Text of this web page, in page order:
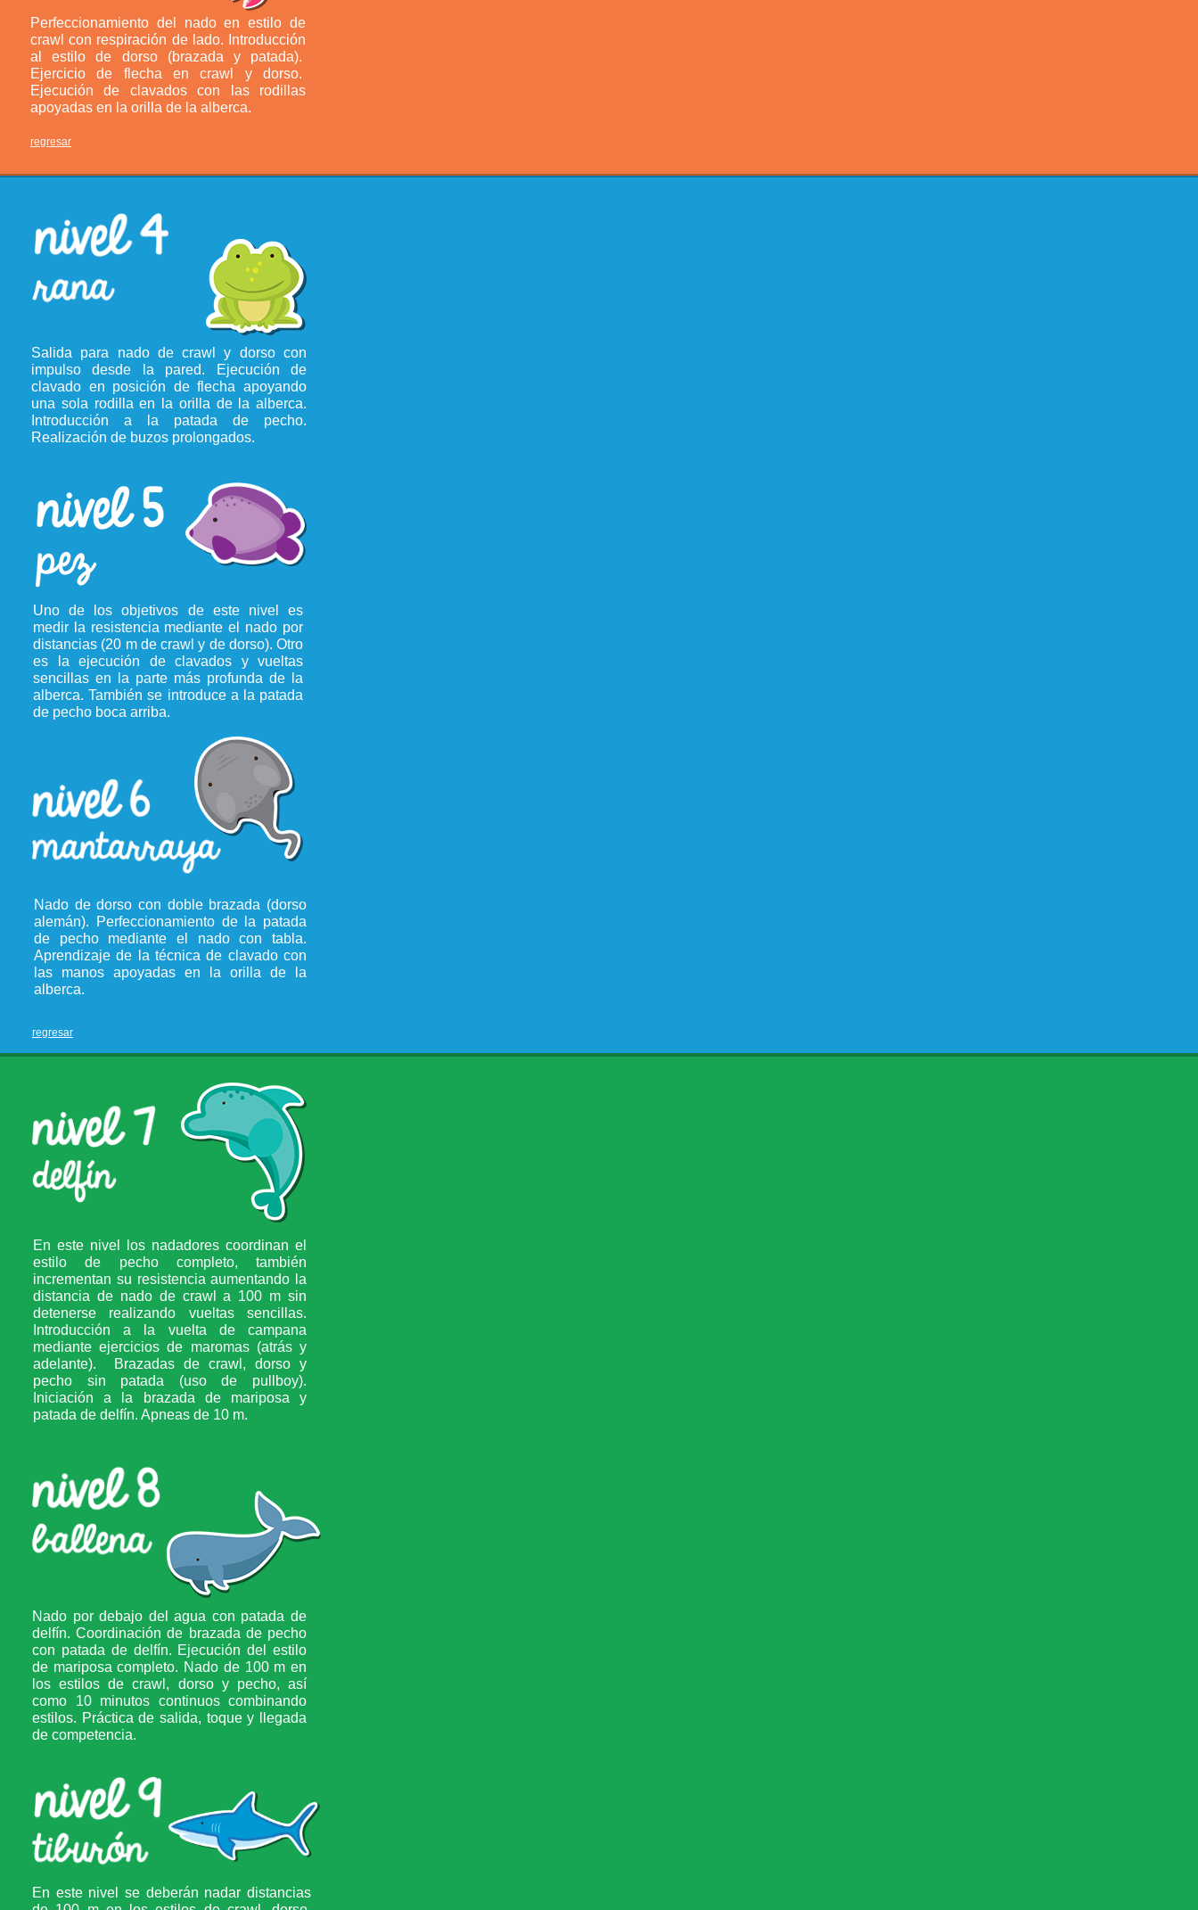
Perfeccionamiento del nado en estilo de
crawl con respiración de lado. Introducción
al estilo de dorso (brazada y patada).
Ejercicio de flecha en crawl y dorso.
Ejecución de clavados con las rodillas
apoyadas en la orilla de la alberca.
regresar
Salida para nado de crawl y dorso con
impulso desde la pared. Ejecución de
clavado en posición de flecha apoyando
una sola rodilla en la orilla de la alberca.
Introducción a la patada de pecho.
Realización de buzos prolongados.
Uno de los objetivos de este nivel es
medir la resistencia mediante el nado por
distancias (20 m de crawl y de dorso). Otro
es la ejecución de clavados y vueltas
sencillas en la parte más profunda de la
alberca. También se introduce a la patada
de pecho boca arriba.
Nado de dorso con doble brazada (dorso
alemán). Perfeccionamiento de la patada
de pecho mediante el nado con tabla.
Aprendizaje de la técnica de clavado con
las manos apoyadas en la orilla de la
alberca.
regresar
En este nivel los nadadores coordinan el
estilo de pecho completo, también
incrementan su resistencia aumentando la
distancia de nado de crawl a 100 m sin
detenerse realizando vueltas sencillas.
Introducción a la vuelta de campana
mediante ejercicios de maromas (atrás y
adelante). Brazadas de crawl, dorso y
pecho sin patada (uso de pullboy).
Iniciación a la brazada de mariposa y
patada de delfín. Apneas de 10 m.
Nado por debajo del agua con patada de
delfín. Coordinación de brazada de pecho
con patada de delfín. Ejecución del estilo
de mariposa completo. Nado de 100 m en
los estilos de crawl, dorso y pecho, así
como 10 minutos continuos combinando
estilos. Práctica de salida, toque y llegada
de competencia.
En este nivel se deberán nadar distancias